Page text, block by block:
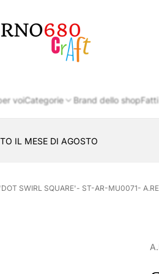
del
negozio
voiCategorie Brand dello shop
IL MESE DI AGOSTO
SWIRL SQUARE'- ST-AR-MU0071-